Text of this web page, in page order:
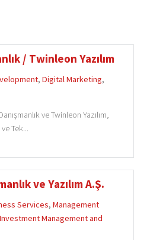
/ Twinleon Yazılım
, Digital Marketing,
ve Twinleon Yazılım,
Tek...
ve Yazılım A.Ş.
Services, Management
Investment Management and